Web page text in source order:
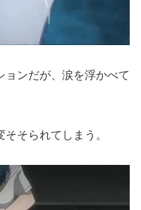
ョンだが、涙を浮かべて
そられてしまう。